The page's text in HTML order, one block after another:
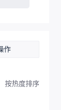
作
按热度排序